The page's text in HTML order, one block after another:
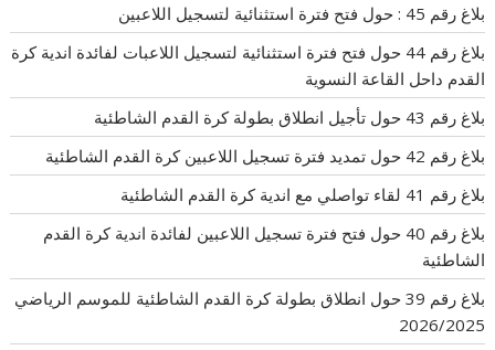
بلاغ رقم 45 : حول فتح فترة استثنائية لتسجيل اللاعبين
بلاغ رقم 44 حول فتح فترة استثنائية لتسجيل اللاعبات لفائدة اندية كرة
القدم داحل القاعة النسوية
بلاغ رقم 43 حول تأجيل انطلاق بطولة كرة القدم الشاطئية
بلاغ رقم 42 حول تمديد فترة تسجيل اللاعبين كرة القدم الشاطئية
بلاغ رقم 41 لقاء تواصلي مع اندية كرة القدم الشاطئية
بلاغ رقم 40 حول فتح فترة تسجيل اللاعبين لفائدة اندية كرة القدم
الشاطئية
بلاغ رقم 39 حول انطلاق بطولة كرة القدم الشاطئية للموسم الرياضي
2026/2025